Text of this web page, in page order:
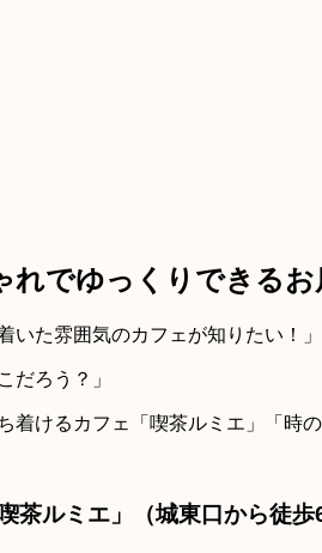
でゆっくりできる
いた雰囲気のカフェが知りたい！」
だろう？」
着けるカフェ「喫茶ルミエ」「
茶ルミエ」（城東口から徒歩6